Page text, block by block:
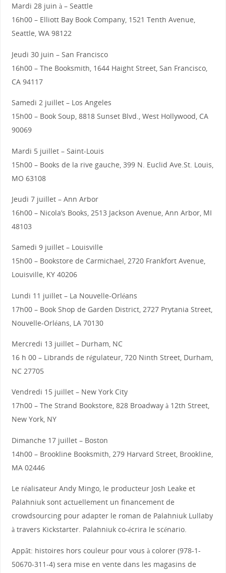
Mardi 28 juin à – Seattle
16h00 – Elliott Bay Book Company, 1521 Tenth Avenue,
Seattle, WA 98122
Jeudi 30 juin – San Francisco
16h00 – The Booksmith, 1644 Haight Street, San Francisco,
CA 94117
Samedi 2 juillet – Los Angeles
15h00 – Book Soup, 8818 Sunset Blvd., West Hollywood, CA
90069
Mardi 5 juillet – Saint-Louis
15h00 – Books de la rive gauche, 399 N. Euclid Ave.St. Louis,
MO 63108
Jeudi 7 juillet – Ann Arbor
16h00 – Nicola’s Books, 2513 Jackson Avenue, Ann Arbor, MI
48103
Samedi 9 juillet – Louisville
15h00 – Bookstore de Carmichael, 2720 Frankfort Avenue,
Louisville, KY 40206
Lundi 11 juillet – La Nouvelle-Orléans
17h00 – Book Shop de Garden District, 2727 Prytania Street,
Nouvelle-Orléans, LA 70130
Mercredi 13 juillet – Durham, NC
16 h 00 – Librands de régulateur, 720 Ninth Street, Durham,
NC 27705
Vendredi 15 juillet – New York City
17h00 – The Strand Bookstore, 828 Broadway à 12th Street,
New York, NY
Dimanche 17 juillet – Boston
14h00 – Brookline Booksmith, 279 Harvard Street, Brookline,
MA 02446
Le réalisateur Andy Mingo, le producteur Josh Leake et
Palahniuk sont actuellement un financement de
crowdsourcing pour adapter le roman de Palahniuk Lullaby
à travers Kickstarter. Palahniuk co-écrira le scénario.
Appât: histoires hors couleur pour vous à colorer (978-1-
50670-311-4) sera mise en vente dans les magasins de